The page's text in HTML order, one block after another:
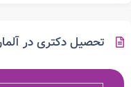
تحصیل دکتری در